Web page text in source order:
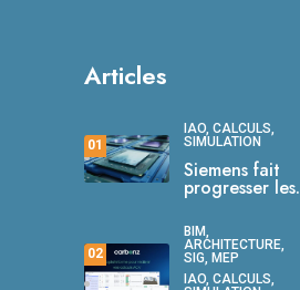
Articles
01
IAO, CALCULS,
SIMULATION
Siemens fait
progresser les.
02
BIM,
ARCHITECTURE,
SIG, MEP
IAO, CALCULS,